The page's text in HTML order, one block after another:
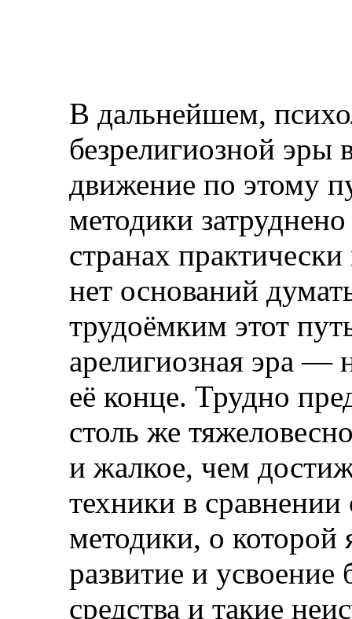
В дальнейшем,
безрелигиозной эры
движение по этому
методики
странах
нет оснований
трудоёмким этот
арелигиозная эра —
её конце. Трудно
столь же
и жалкое, чем
техники в
методики, о
развитие и
средства и такие